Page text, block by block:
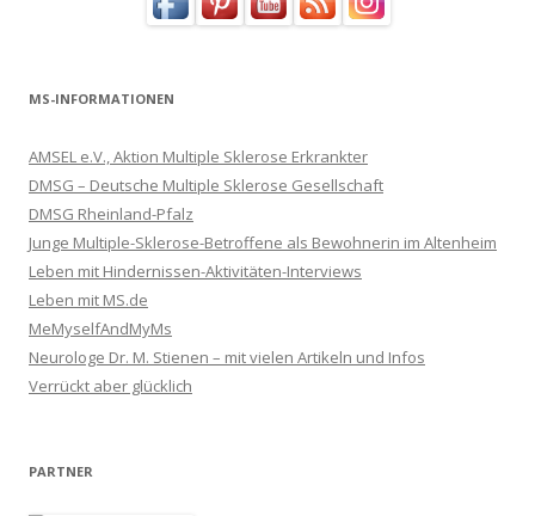
MS-INFORMATIONEN
AMSEL e.V., Aktion Multiple Sklerose Erkrankter
DMSG – Deutsche Multiple Sklerose Gesellschaft
DMSG Rheinland-Pfalz
Junge Multiple-Sklerose-Betroffene als Bewohnerin im Altenheim
Leben mit Hindernissen-Aktivitäten-Interviews
Leben mit MS.de
MeMyselfAndMyMs
Neurologe Dr. M. Stienen – mit vielen Artikeln und Infos
Verrückt aber glücklich
PARTNER